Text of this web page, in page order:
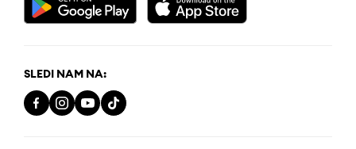
SLEDI NAM NA: